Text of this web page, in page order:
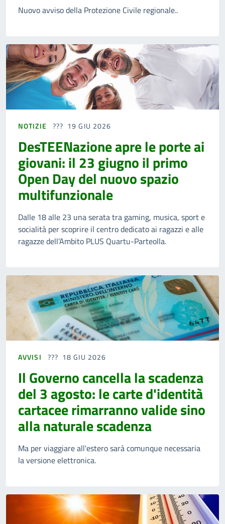
Nuovo avviso della Protezione Civile regionale..
NOTIZIE 19 GIU 2026
DesTEENazione apre le porte ai
giovani: il 23 giugno il primo
Open Day del nuovo spazio
multifunzionale
Dalle 18 alle 23 una serata tra gaming, musica, sport e
socialità per scoprire il centro dedicato ai ragazzi e alle
ragazze dell’Ambito PLUS Quartu-Parteolla.
AVVISI 18 GIU 2026
Il Governo cancella la scadenza
del 3 agosto: le carte d'identità
cartacee rimarranno valide sino
alla naturale scadenza
Ma per viaggiare all'estero sarà comunque necessaria
la versione elettronica.